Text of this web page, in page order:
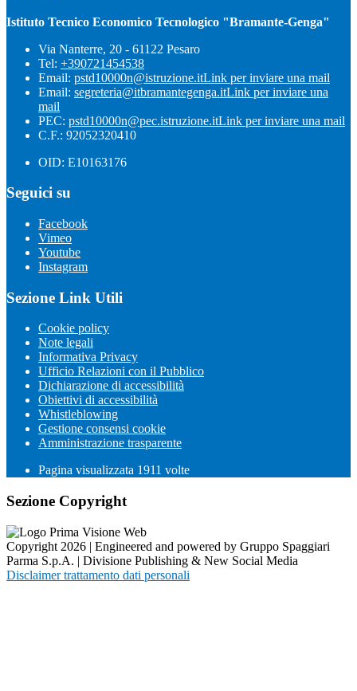
Istituto Tecnico Economico Tecnologico "Bramante-Genga"
Via Nanterre, 20 - 61122 Pesaro
Tel: +390721454538
Email: pstd10000n@istruzione.itLink per inviare una mail
Email: segreteria@itbramantegenga.itLink per inviare una
mail
PEC: pstd10000n@pec.istruzione.itLink per inviare una mail
C.F.: 92052320410
OID: E10163176
Seguici su
Facebook
Vimeo
Youtube
Instagram
Sezione Link Utili
Cookie policy
Note legali
Informativa Privacy
Ufficio Relazioni con il Pubblico
Dichiarazione di accessibilità
Obiettivi di accessibilità
Whistleblowing
Gestione consensi cookie
Amministrazione trasparente
Pagina visualizzata 1911 volte
Sezione Copyright
Copyright 2026 | Engineered and powered by Gruppo Spaggiari
Parma S.p.A. | Divisione Publishing & New Social Media
Disclaimer trattamento dati personali